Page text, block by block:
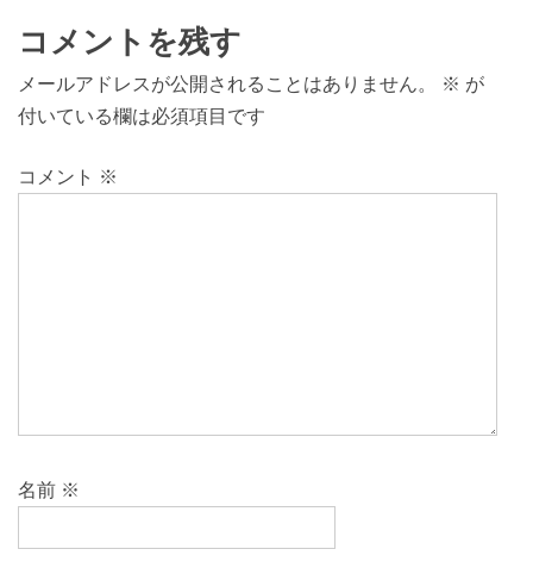
コメントを残す
メールアドレスが公開されることはありません。 ※ が
付いている欄は必須項目です
コメント ※
名前 ※